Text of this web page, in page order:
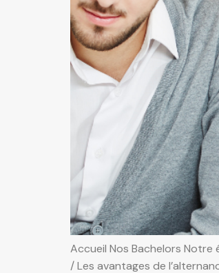
Accueil Nos Bachelors
/ Les avantages de